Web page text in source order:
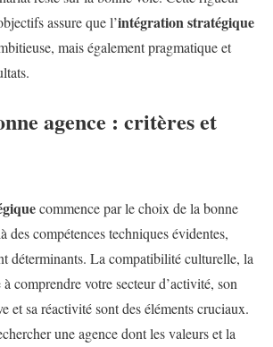
assure que l’intégration stratégique
mais également pragmatique et
agence : critères et
commence par le choix de la bonne
des compétences techniques évidentes,
déterminants. La compatibilité culturelle, la
à comprendre votre secteur d’activité, son
et sa réactivité sont des éléments cruciaux.
une agence dont les valeurs et la